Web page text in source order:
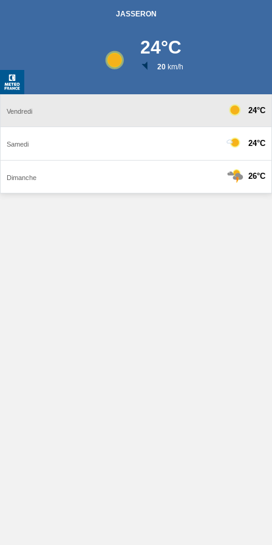
JASSERON
24°C
20km/h
Vendredi 24°C
Samedi 24°C
Dimanche 26°C